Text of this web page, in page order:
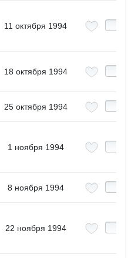
11 октября 1994
18 октября 1994
25 октября 1994
1 ноября 1994
8 ноября 1994
22 ноября 1994